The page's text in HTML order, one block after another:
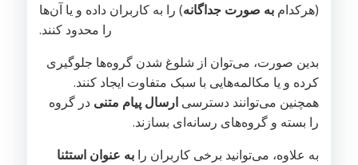
(هرکدام به صورت جداگانه) را به کاربران داده و یا آن‌ها
را محدود کنند.
بدین صورت، می‌توان از شلوغ شدن گروه‌ها جلوگیری
کرده و یا مکالمه‌هایی با سبک متفاوت ایجاد کنند.
همچنین می‌توانند دسترسی ارسال پیام متنی در گروه
را بسته و گروه‌های رسانه‌ای بسازند.
به علاوه، می‌توانید برخی کاربران را به عنوان استثنا